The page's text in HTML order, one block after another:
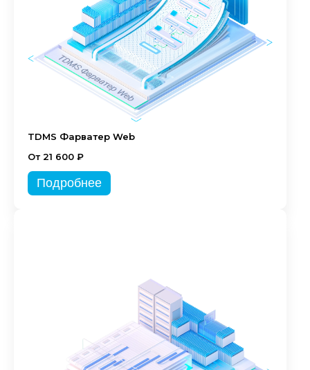
TDMS Фарватер Web
От 21 600 ₽
Подробнее